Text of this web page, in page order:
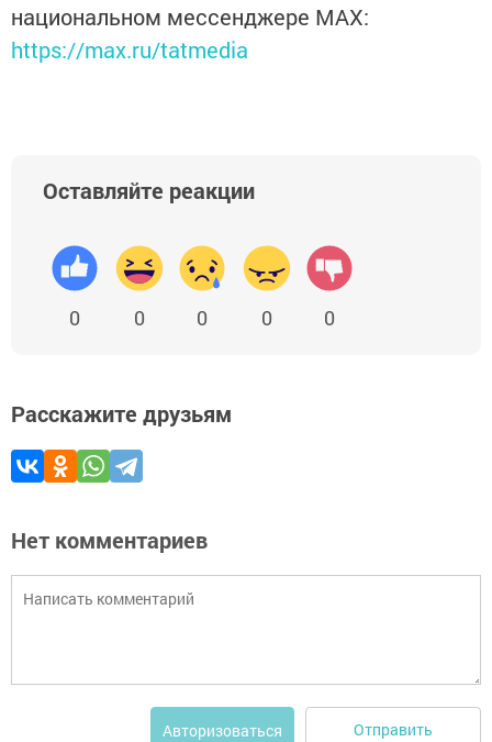
национальном мессенджере MАХ:
https://max.ru/tatmedia
Оставляйте реакции
0 0 0 0 0
Расскажите друзьям
Нет комментариев
Авторизоваться Отправить